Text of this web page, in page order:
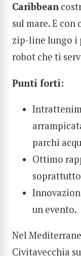
Caribbean
sul mare. E
zip-line lungo i
robot che ti
Punti forti:
parchi
Ottimo
un evento.
Nel
Civitavecchia